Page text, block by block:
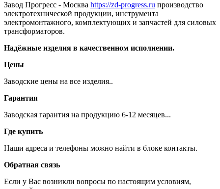
Завод Прогресс - Москва https://zd-progress.ru производство
электротехнической продукции, инструмента
электромонтажного, комплектующих и запчастей для силовых
трансформаторов.
Надёжные изделия в качественном исполнении.
Цены
Заводские цены на все изделия..
Гарантия
Заводская гарантия на продукцию 6-12 месяцев...
Где купить
Наши адреса и телефоны можно найти в блоке контакты.
Обратная связь
Если у Вас возникли вопросы по настоящим условиям,